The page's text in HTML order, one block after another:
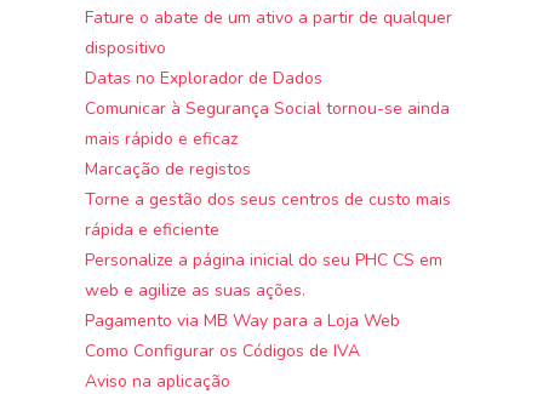
Fature o abate de um ativo a partir de qualquer
dispositivo
Datas no Explorador de Dados
Comunicar à Segurança Social tornou-se ainda
mais rápido e eficaz
Marcação de registos
Torne a gestão dos seus centros de custo mais
rápida e eficiente
Personalize a página inicial do seu PHC CS em
web e agilize as suas ações.
Pagamento via MB Way para a Loja Web
Como Configurar os Códigos de IVA
Aviso na aplicação